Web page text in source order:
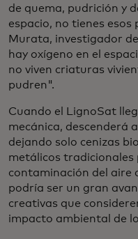
de quema, pudrición y
espacio, no tienes esos
Murata, investigador
hay oxígeno en el
no viven criaturas
pudren".
Cuando el LignoSat
mecánica, descenderá
dejando solo cenizas
metálicos tradicionales
contaminación del aire
podría ser un gran
creativas que
impacto ambiental de